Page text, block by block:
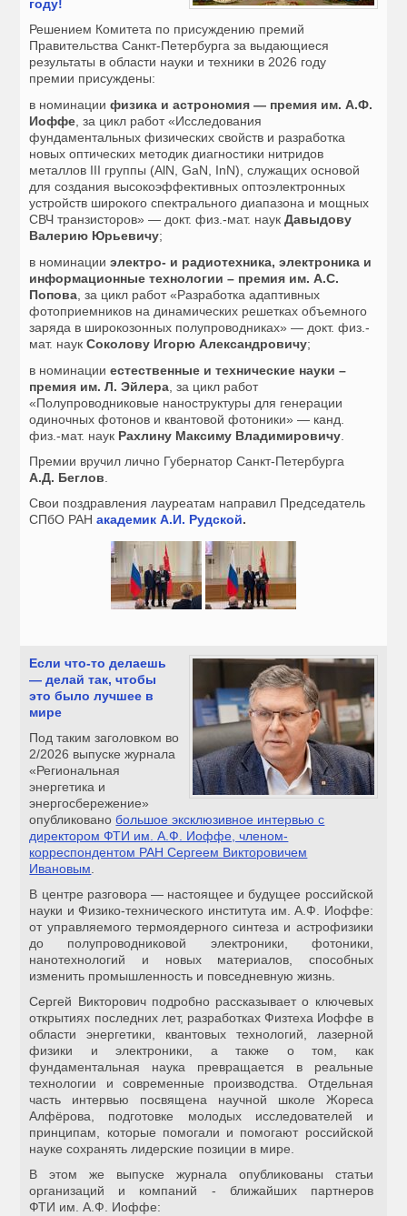
году!
Решением Комитета по присуждению премий
Правительства Санкт-Петербурга за выдающиеся
результаты в области науки и техники в 2026 году
премии присуждены:
в номинациифизика и астрономия — премия им. А.Ф.
Иоффе , за цикл работ «Исследования
фундаментальных физических свойств и разработка
новых оптических методик диагностики нитридов
металлов III группы (AlN, GaN, InN), служащих основой
для создания высокоэффективных оптоэлектронных
устройств широкого спектрального диапазона и мощных
СВЧ транзисторов» — докт. физ.-мат. наукДавыдову
Валерию Юрьевичу;
в номинацииэлектро- и радиотехника, электроника и
информационные технологии – премия им. А.С.
Попова , за цикл работ «Разработка адаптивных
фотоприемников на динамических решетках объемного
заряда в широкозонных полупроводниках» — докт. физ.-
мат. наукСоколову Игорю Александровичу;
в номинацииестественные и технические науки –
премия им. Л. Эйлера , за цикл работ
«Полупроводниковые наноструктуры для генерации
одиночных фотонов и квантовой фотоники» — канд.
физ.-мат. наук Рахлину Максиму Владимировичу
Премии вручил лично Губернатор Санкт-Петербурга
А.Д. Беглов
Свои поздравления лауреатам направил Председатель
СПбО РАНакадемик А.И. Рудской.
Если что‑то делаешь
— делай так, чтобы
это было лучшее в
мире
Под таким заголовком во
2/2026 выпуске журнала
«Региональная
энергетика и
энергосбережение»
опубликованобольшое эксклюзивное интервью с
директором ФТИ им. А.Ф. Иоффе, членом-
корреспондентом РАН Сергеем Викторовичем
Ивановым
В центре разговора — настоящее и будущее российской
науки и Физико-технического института им. А.Ф. Иоффе:
от управляемого термоядерного синтеза и астрофизики
до полупроводниковой электроники, фотоники,
нанотехнологий и новых материалов, способных
изменить промышленность и повседневную жизнь.
Сергей Викторович подробно рассказывает о ключевых
открытиях последних лет, разработках Физтеха Иоффе в
области энергетики, квантовых технологий, лазерной
физики и электроники, а также о том, как
фундаментальная наука превращается в реальные
технологии и современные производства. Отдельная
часть интервью посвящена научной школе Жореса
Алфёрова, подготовке молодых исследователей и
принципам, которые помогали и помогают российской
науке сохранять лидерские позиции в мире.
В этом же выпуске журнала опубликованы статьи
организаций и компаний - ближайших партнеров
ФТИ им. А.Ф. Иоффе: